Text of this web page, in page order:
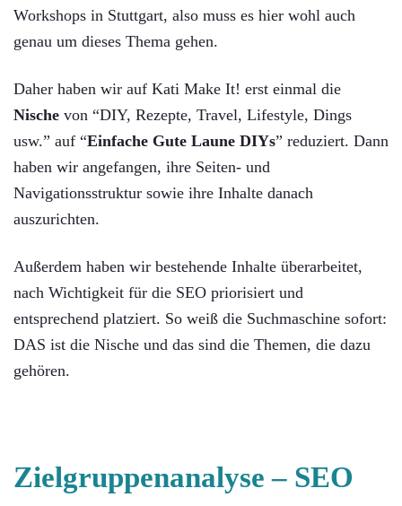
Workshops in Stuttgart, also muss es hier wohl auch
genau um dieses Thema gehen.
Daher haben wir auf Kati Make It! erst einmal die
Nische von “DIY, Rezepte, Travel, Lifestyle, Dings
usw.” auf “Einfache Gute Laune DIYs” reduziert. Dann
haben wir angefangen, ihre Seiten- und
Navigationsstruktur sowie ihre Inhalte danach
auszurichten.
Außerdem haben wir bestehende Inhalte überarbeitet,
nach Wichtigkeit für die SEO priorisiert und
entsprechend platziert. So weiß die Suchmaschine sofort:
DAS ist die Nische und das sind die Themen, die dazu
gehören.
Zielgruppenanalyse – SEO